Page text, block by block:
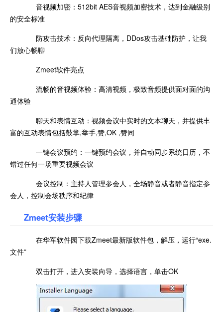
音视频加密：512bit AES音视频加密技术，达到金融级别
的安全标准
防攻击技术：反向代理隔离，DDos攻击基础防护，让我
们放心畅聊
Zmeet软件亮点
流畅的音视频体验：高清视频，极致音频提供面对面的沟
通体验
聊天和表情互动：视频会议中实时的文本聊天，并提供丰
富的互动表情包括鼓掌,举手,赞,OK ,赞同
一键会议预约：一键预约会议，并自动同步系统日历，不
错过任何一场重要视频会议
会议控制：主持人管理参会人，全场静音或者静音指定参
会人，控制会场秩序和纪律
Zmeet安装步骤
在华军软件园下载Zmeet最新版软件包，解压，运行“exe.
文件”
双击打开，进入安装向导，选择语言，单击OK